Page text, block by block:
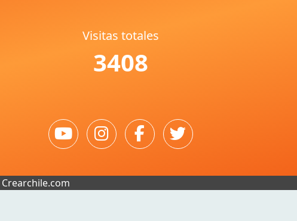
Visitas totales
3408
Crearchile.com